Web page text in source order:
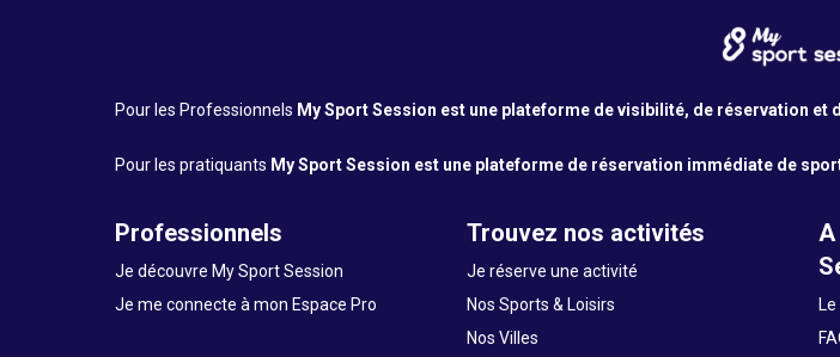
Pour les Professionnels My Sport Session est une plateforme de visibilité, de réservation
Pour les pratiquants My Sport Session est une plateforme de réservation immédiate de
Professionnels
Je découvre My Sport Session
Je me connecte à mon Espace Pro
Trouvez nos activités
Je réserve une activité
Nos Sports & Loisirs
Nos Villes
A